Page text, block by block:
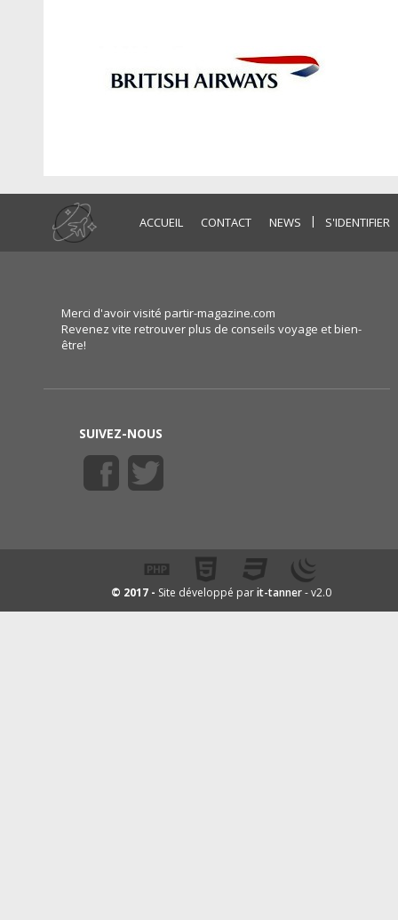
ACCUEIL CONTACT NEWS | S'IDENTIFIER
Merci d'avoir visité partir-magazine.com
Revenez vite retrouver plus de conseils voyage et bien-
être!
SUIVEZ-NOUS
© 2017 - Site développé parit-tanner- v2.0